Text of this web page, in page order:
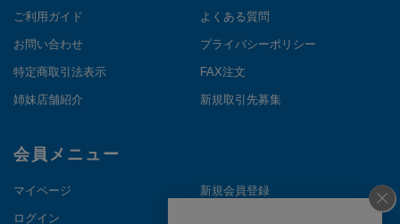
ご利用ガイド よくある質問
お問い合わせ プライバシーポリシー
特定商取引法表示 FAX注文
姉妹店舗紹介 新規取引先募集
会員メニュー
マイページ 新規会員登録
ログイン